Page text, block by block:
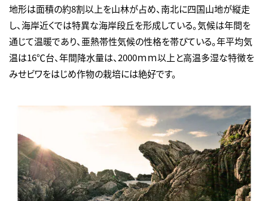
地形は面積の約8割以上を山林が占め、南北に四国山地が縦走
し、海岸近くでは特異な海岸段丘を形成している。気候は年間を
通じて温暖であり、亜熱帯性気候の性格を帯びている。年平均気
温は16℃台、年間降水量は、2000ｍｍ以上と高温多湿な特徴を
みせビワをはじめ作物の栽培には絶好です。